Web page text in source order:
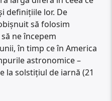
definițiile lor. De
să folosim
ne începem
în timp ce în America
astronomice –
la solstițiul de iarnă (21